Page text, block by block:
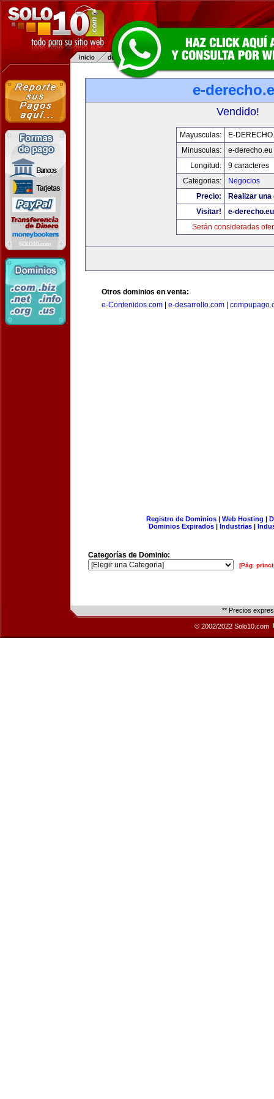
e-
Vendido!
Mayusculas:
E-
Minusculas:
e-derecho.eu
Longitud:
9 caracteres
Categorias:
Negocios
Precio:
Realizar
Visitar!
e-derecho.eu
Serán consideradas
Otros dominios en venta:
e-Contenidos.com
e-desarrollo.com
Registro de Dominios| Web Hosting |
Dominios Expirados | Industrias |
Categorías de Dominio:
[Pág.
** Precios
© 2002/2022 Solo10.com